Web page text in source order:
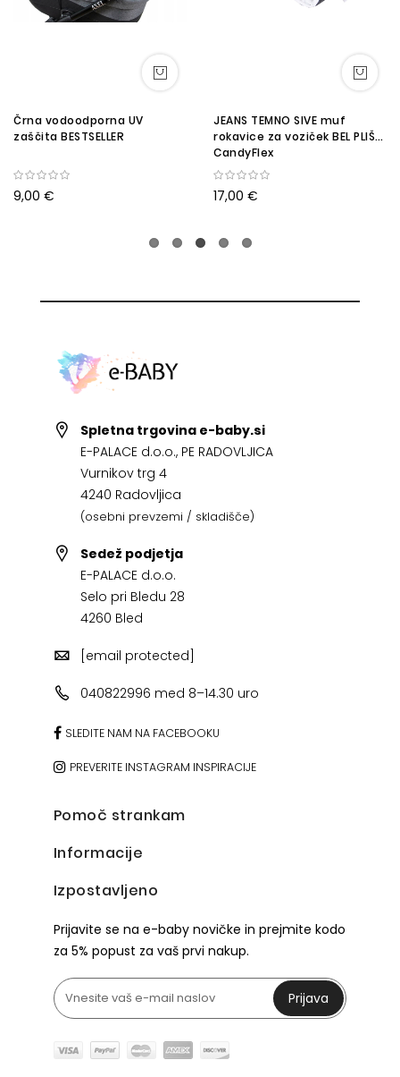
Črna vodoodporna UV
zaščita BESTSELLER
9,00 €
JEANS TEMNO SIVE muf
rokavice za voziček BEL PLIŠ
CandyFlex
17,00 €
Spletna trgovina e-baby.si
E-PALACE d.o.o., PE RADOVLJICA
Vurnikov trg 4
4240 Radovljica
(osebni prevzemi / skladišče)
Sedež podjetja
E-PALACE d.o.o.
Selo pri Bledu 28
4260 Bled
[email protected]
040822996 med 8–14.30 uro
SLEDITE NAM NA FACEBOOKU
PREVERITE INSTAGRAM INSPIRACIJE
Pomoč strankam
Informacije
Izpostavljeno
Prijavite se na e-baby novičke in prejmite kodo
za 5% popust za vaš prvi nakup.
Prijava